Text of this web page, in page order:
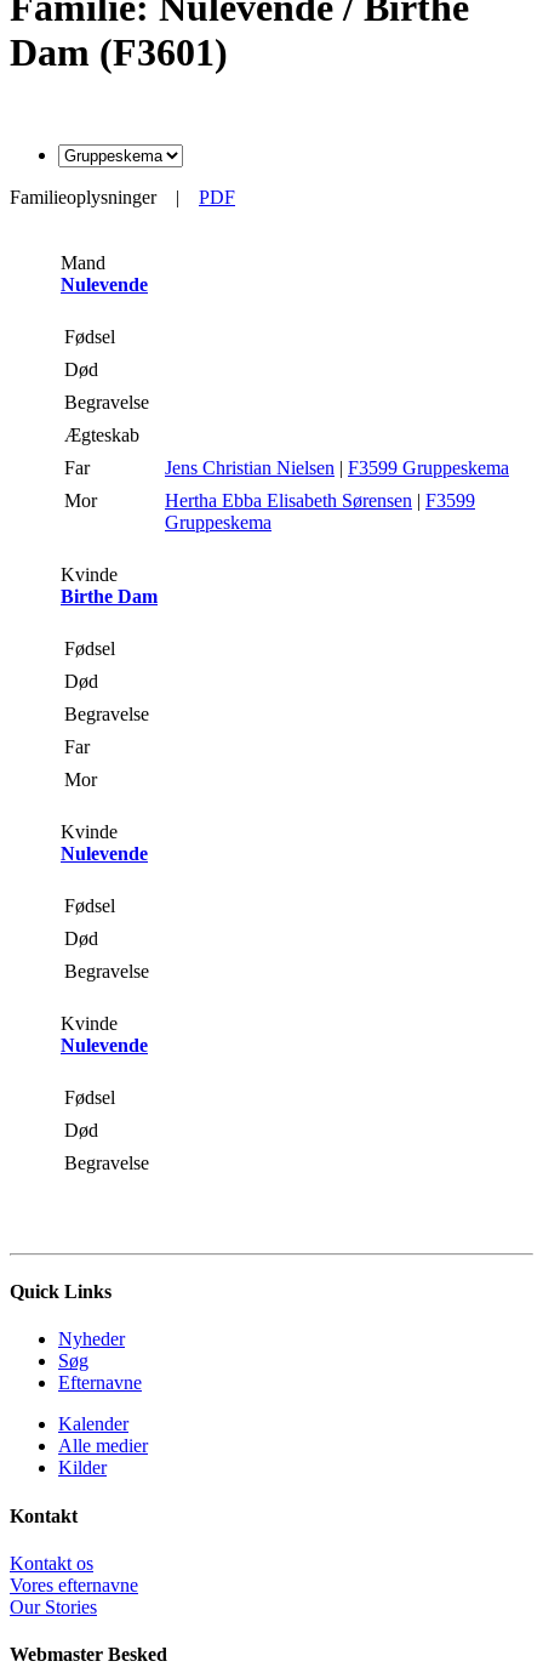
Dam (F3601)
Familieoplysninger| PDF
Mand
Nulevende
Fødsel
Død
Begravelse
Ægteskab
Far
Jens Christian Nielsen | F3599 Gruppeskema
Mor
Hertha Ebba Elisabeth Sørensen | F3599
Gruppeskema
Kvinde
Birthe Dam
Fødsel
Død
Begravelse
Far
Mor
Kvinde
Nulevende
Fødsel
Død
Begravelse
Kvinde
Nulevende
Fødsel
Død
Begravelse
Quick Links
Nyheder
Søg
Efternavne
Kalender
Alle medier
Kilder
Kontakt
Kontakt os
Vores efternavne
Our Stories
Webmaster Besked